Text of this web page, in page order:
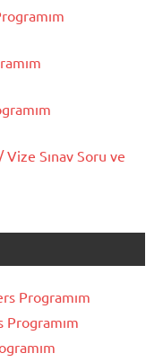
Sınav Soru ve
Programım
Programım